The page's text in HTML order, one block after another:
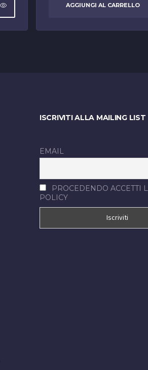
AGGIUNGI AL CARRELLO
ISCRIVITI ALLA MAILING LIST
EMAIL
PROCEDENDO ACCETTI
POLICY